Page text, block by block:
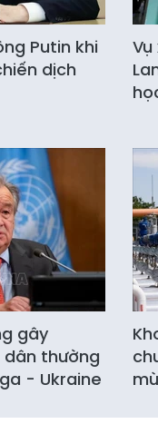
Putin khi
dịch
gây
thường
- Ukraine